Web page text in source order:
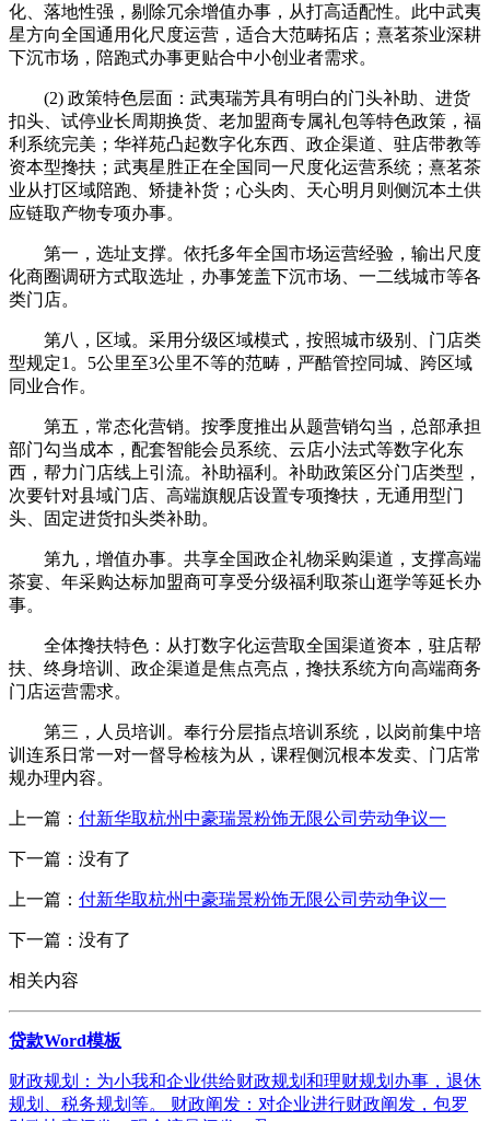
化、落地性强，剔除冗余增值办事，从打高适配性。此中武夷
星方向全国通用化尺度运营，适合大范畴拓店；熹茗茶业深耕
下沉市场，陪跑式办事更贴合中小创业者需求。
(2) 政策特色层面：武夷瑞芳具有明白的门头补助、进货
扣头、试停业长周期换货、老加盟商专属礼包等特色政策，福
利系统完美；华祥苑凸起数字化东西、政企渠道、驻店带教等
资本型搀扶；武夷星胜正在全国同一尺度化运营系统；熹茗茶
业从打区域陪跑、矫捷补货；心头肉、天心明月则侧沉本土供
应链取产物专项办事。
第一，选址支撑。依托多年全国市场运营经验，输出尺度
化商圈调研方式取选址，办事笼盖下沉市场、一二线城市等各
类门店。
第八，区域。采用分级区域模式，按照城市级别、门店类
型规定1。5公里至3公里不等的范畴，严酷管控同城、跨区域
同业合作。
第五，常态化营销。按季度推出从题营销勾当，总部承担
部门勾当成本，配套智能会员系统、云店小法式等数字化东
西，帮力门店线上引流。补助福利。补助政策区分门店类型，
次要针对县域门店、高端旗舰店设置专项搀扶，无通用型门
头、固定进货扣头类补助。
第九，增值办事。共享全国政企礼物采购渠道，支撑高端
茶宴、年采购达标加盟商可享受分级福利取茶山逛学等延长办
事。
全体搀扶特色：从打数字化运营取全国渠道资本，驻店帮
扶、终身培训、政企渠道是焦点亮点，搀扶系统方向高端商务
门店运营需求。
第三，人员培训。奉行分层指点培训系统，以岗前集中培
训连系日常一对一督导检核为从，课程侧沉根本发卖、门店常
规办理内容。
上一篇： 付新华取杭州中豪瑞景粉饰无限公司劳动争议一
下一篇：没有了
上一篇： 付新华取杭州中豪瑞景粉饰无限公司劳动争议一
下一篇：没有了
相关内容
贷款Word模板
财政规划：为小我和企业供给财政规划和理财规划办事，退休
规划、税务规划等。 财政阐发：对企业进行财政阐发，包罗